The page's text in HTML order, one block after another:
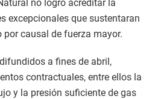
no logró acreditar la
excepcionales que sustentaran
causal de fuerza mayor.
a fines de abril,
contractuales, entre ellos la
y la presión suficiente de gas